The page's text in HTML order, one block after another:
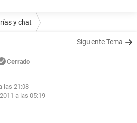
y chat
Siguiente Tema
Cerrado
las 21:08
a las 05:19